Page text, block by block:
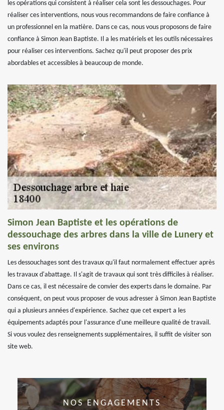
les opérations qui consistent à réaliser cela sont les dessouchages. Pour
réaliser ces interventions, nous vous recommandons de faire confiance à
un professionnel en la matière. Dans ce cas, nous vous proposons de faire
confiance à Simon Jean Baptiste. Il a les matériels et les outils nécessaires
pour réaliser ces interventions. Sachez qu'il peut proposer des prix
abordables et accessibles à beaucoup de monde.
Simon Jean Baptiste et les opérations de
dessouchage des arbres dans la ville de Lunery et
ses environs
Les dessouchages sont des travaux qu'il faut normalement effectuer après
les travaux d'abattage. Il s'agit de travaux qui sont très difficiles à réaliser.
Dans ce cas, il est nécessaire de convier des experts dans le domaine. Par
conséquent, on peut vous proposer de vous adresser à Simon Jean Baptiste
qui a plusieurs années d'expérience. Sachez que cet expert a les
équipements adaptés pour l'assurance d'une meilleure qualité de travail.
Si vous voulez des renseignements supplémentaires, il suffit de visiter son
site web.
NOS ENGAGEMENTS